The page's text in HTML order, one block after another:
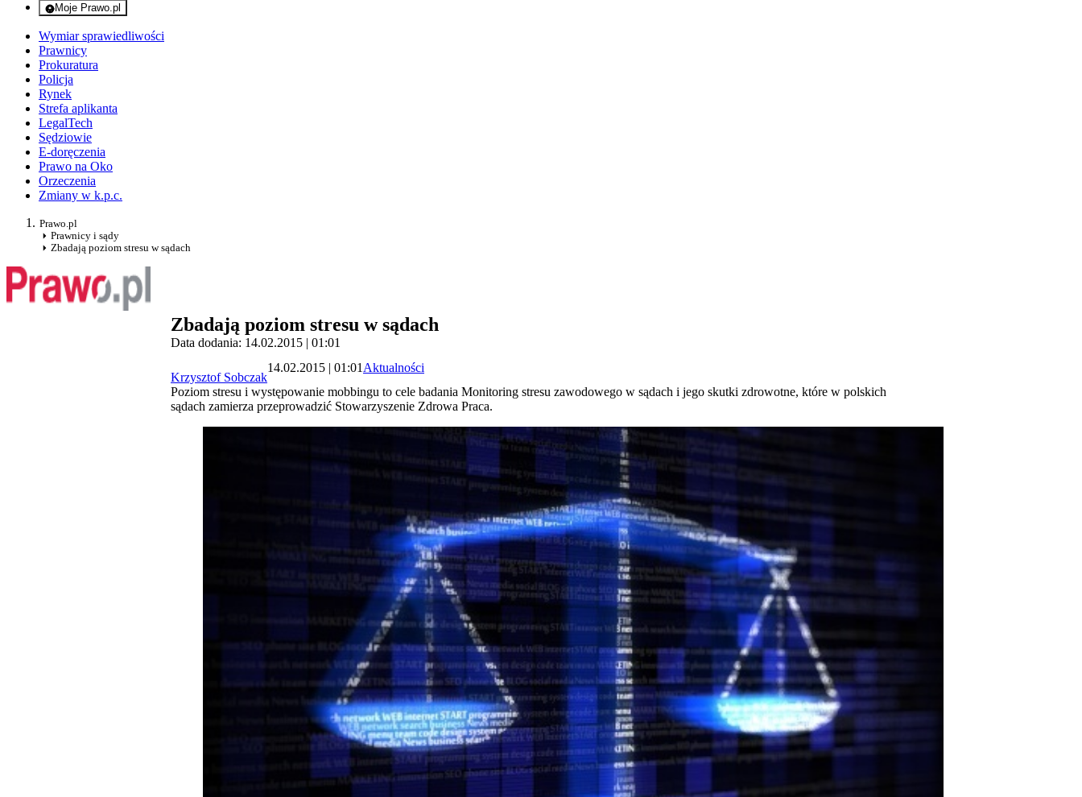
Moje Prawo.pl
- rejestracja i logowanie do serwisu
Wymiar sprawiedliwości
Prawnicy
Prokuratura
Policja
Rynek
Strefa aplikanta
LegalTech
Sędziowie
E-doręczenia
Prawo na Oko
Orzeczenia
Zmiany w k.p.c.
Prawo.pl
Prawnicy i sądy
Zbadają poziom stresu w sądach
Zbadają poziom stresu w sądach
Data dodania: 14.02.2015 | 01:01
Krzysztof Sobczak
14.02.2015 | 01:01 Aktualności
Poziom stresu i występowanie mobbingu to cele badania Monitoring stresu zawodowego w sądach i jego skutki zdrowotne, które w polskich
sądach zamierza przeprowadzić Stowarzyszenie Zdrowa Praca.